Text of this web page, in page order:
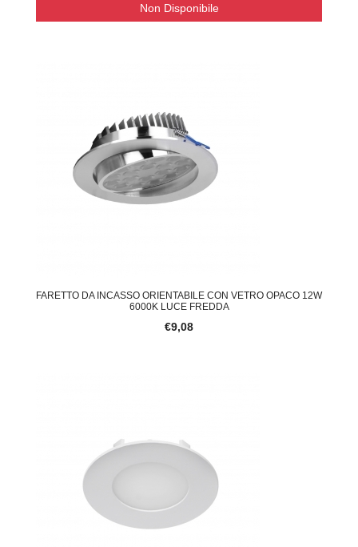
Non Disponibile
FARETTO DA INCASSO ORIENTABILE CON VETRO OPACO 12W
6000K LUCE FREDDA
€9,08